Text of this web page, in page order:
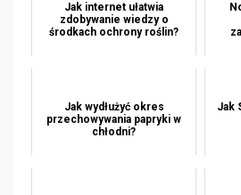
Jak internet ułatwia
zdobywanie wiedzy o
środkach ochrony roślin?
Jak wydłużyć okres
przechowywania papryki w
chłodni?
Jak